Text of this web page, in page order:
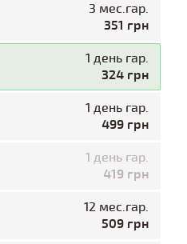
3 мес.гар.
351 грн
1 день гар.
324 грн
1 день гар.
499 грн
1 день гар.
419 грн
12 мес.гар.
509 грн